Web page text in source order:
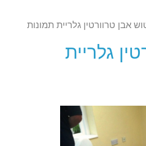
אבן טרוורטין גלריית תמונות
גלריית